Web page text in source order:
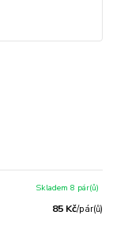
85 Kč/pár(ů)
Skladem 8 pár(ů)